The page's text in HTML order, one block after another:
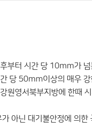
부터 시간 당 10mm가 넘
당 50mm이상의 매우
원영서북부지방에 한때
아닌 대기불안정에 의